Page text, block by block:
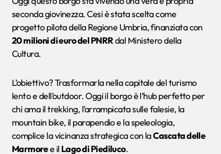
seconda giovinezza. Cesi è stata scelta come
progetto pilota della Regione Umbria, finanziata con
20 milioni di euro del PNRRdal Ministero della
Cultura.
L’obiettivo? Trasformarla nella capitale del turismo
lento e dell’outdoor. Oggi il borgo è l’hub perfetto per
chi ama il trekking, l’arrampicata sulle falesie, la
mountain bike, il parapendio e la speleologia,
complice la vicinanza strategica con laCascata delle
Marmoree il Lago di Piediluco.